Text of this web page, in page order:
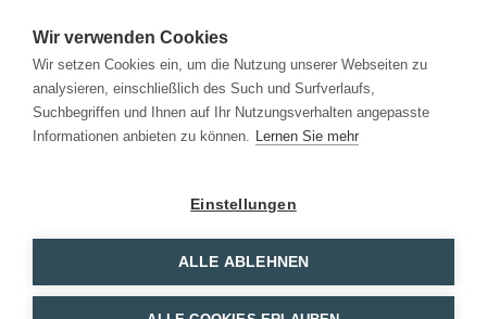
Nützliches
Immobilienwissen
Formulare & Rechner
Expert:innen
Info
Wir verwenden Cookies
Wir setzen Cookies ein, um die Nutzung unserer Webseiten zu
analysieren, einschließlich des Such und Surfverlaufs,
Suchbegriffen und Ihnen auf Ihr Nutzungsverhalten angepasste
Informationen anbieten zu können. Lernen Sie mehr
Einstellungen
ALLE ABLEHNEN